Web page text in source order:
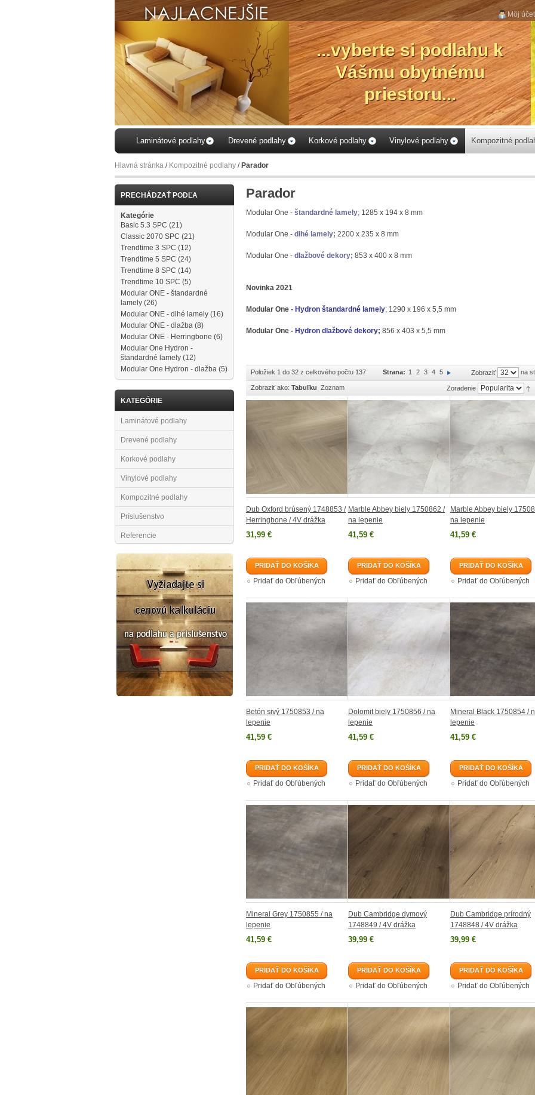
Môj účet
Laminátové podlahy Drevené podlahy Korkové podlahy Vinylové podlahy Kompozitné
Hlavná stránka / Kompozitné podlahy / Parador
PRECHÁDZAŤ PODĽA
Kategórie
Basic 5.3 SPC (21)
Classic 2070 SPC (21)
Trendtime 3 SPC (12)
Trendtime 5 SPC (24)
Trendtime 8 SPC (14)
Trendtime 10 SPC (5)
Modular ONE - štandardné
lamely (26)
Modular ONE - dlhé lamely (16)
Modular ONE - dlažba (8)
Modular ONE - Herringbone (6)
Modular One Hydron -
štandardné lamely (12)
Modular One Hydron - dlažba (5)
KATEGÓRIE
Laminátové podlahy
Drevené podlahy
Korkové podlahy
Vinylové podlahy
Kompozitné podlahy
Príslušenstvo
Referencie
Parador
Modular One - štandardné lamely; 1285 x 194 x 8 mm
Modular One - dlhé lamely; 2200 x 235 x 8 mm
Modular One - dlažbové dekory; 853 x 400 x 8 mm
Novinka 2021
Modular One - Hydron štandardné lamely; 1290 x 196 x 5,5 mm
Modular One - Hydron dlažbové dekory; 856 x 403 x 5,5 mm
Položiek 1 do 32 z celkového počtu 137 Zobraziť na
Strana: 1 2 3 4 5
Zobraziť ako: Tabuľku Zoznam Zoradenie
Dub Oxford brúsený 1748853 /
Herringbone / 4V drážka
31,99 €
PRIDAŤ DO KOŠÍKA
Pridať do Obľúbených
Marble Abbey biely 1750862 /
na lepenie
41,59 €
PRIDAŤ DO KOŠÍKA
Pridať do Obľúbených
Marble Abbey biely
na lepenie
41,59 €
PRIDAŤ DO KOŠÍKA
Pridať do Obľúbených
Betón sivý 1750853 / na
lepenie
41,59 €
PRIDAŤ DO KOŠÍKA
Pridať do Obľúbených
Dolomit biely 1750856 / na
lepenie
41,59 €
PRIDAŤ DO KOŠÍKA
Pridať do Obľúbených
Mineral Black 1750854 /
lepenie
41,59 €
PRIDAŤ DO KOŠÍKA
Pridať do Obľúbených
Mineral Grey 1750855 / na
lepenie
41,59 €
PRIDAŤ DO KOŠÍKA
Pridať do Obľúbených
Dub Cambridge dymový
1748849 / 4V drážka
39,99 €
PRIDAŤ DO KOŠÍKA
Pridať do Obľúbených
Dub Cambridge prírodný
1748848 / 4V drážka
39,99 €
PRIDAŤ DO KOŠÍKA
Pridať do Obľúbených
...vyberte si podlahu k
Vášmu obytnému
priestoru...